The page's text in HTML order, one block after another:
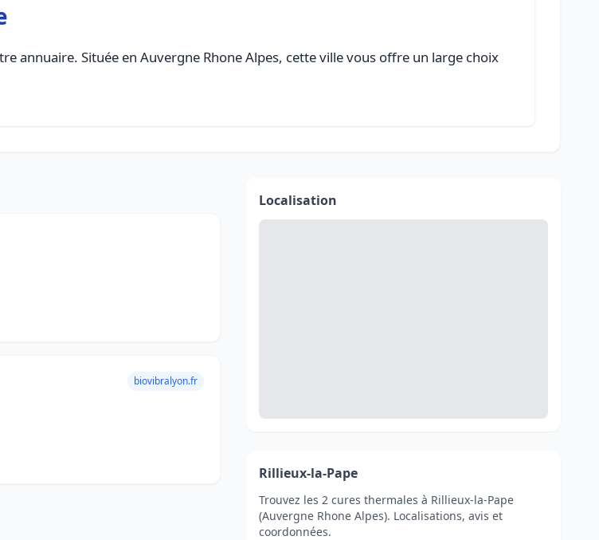
annuaire. Située en Auvergne Rhone Alpes, cette ville vous offre un large choix
biovibralyon.fr
Localisation
Rillieux-la-Pape
Trouvez les 2 cures thermales à Rillieux-la-Pape
(Auvergne Rhone Alpes). Localisations, avis et
coordonnées.